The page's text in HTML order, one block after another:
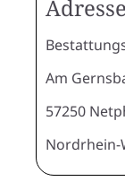
Adresse
Am
57250
Nordrhein-